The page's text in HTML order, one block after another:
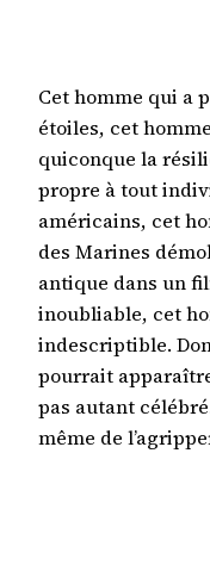
Cet homme qui a
étoiles, cet
quiconque la
propre à tout
américains, cet
des Marines
antique dans un
inoubliable, cet
indescriptible.
pourrait
pas autant
même de